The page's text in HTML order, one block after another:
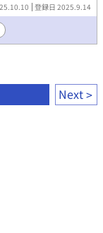
ままでしたら、他
リアスは皆無です
けします
登録日 2025.9.14
Next